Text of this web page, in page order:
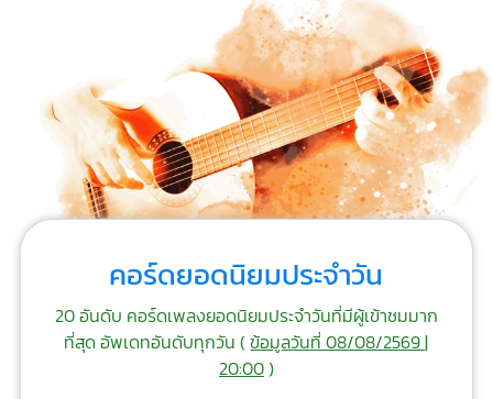
คอร์ดยอดนิยมประจำวัน
20 อันดับ คอร์ดเพลงยอดนิยมประจำวันที่มีผู้เข้าชมมาก
ที่สุด อัพเดทอันดับทุกวัน (ข้อมูลวันที่ 08/08/2569 |
20:00)